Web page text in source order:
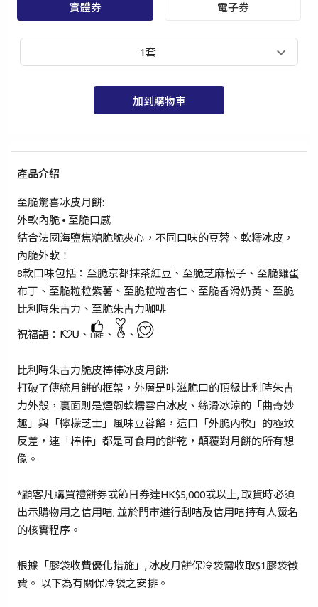
手提電話登入 電郵地址登入
已驗證之手提電話號碼*
+852
忘記密碼？
成為 Cake Easy 會員
實體券 電子券
1套
加到購物車
產品介紹
至脆驚喜冰皮月餅:
外軟內脆 • 至脆口感
結合法國海鹽焦糖脆脆夾心，不同口味的豆蓉、軟糯冰皮，
內脆外軟！
8款口味包括：至脆京都抹茶紅豆、至脆芝麻松子、至脆雞蛋
布丁、至脆粒粒紫薯、至脆粒粒杏仁、至脆香滑奶黃、至脆
比利時朱古力、至脆朱古力咖啡
祝福語： 、 、 、
比利時朱古力脆皮棒棒冰皮月餅:
打破了傳統月餅的框架，外層是咔滋脆口的頂級比利時朱古
力外殼，裏面則是煙韌軟糯雪白冰皮、絲滑冰涼的「曲奇妙
趣」與「檸檬芝士」風味豆蓉餡，這口「外脆內軟」的極致
反差，連「棒棒」都是可食用的餅乾，顛覆對月餅的所有想
像。
*顧客凡購買禮餅券或節日券達HK$5,000或以上, 取貨時必須
出示購物用之信用咭, 並於門市進行刮咭及信用咭持有人簽名
的核實程序。
根據「膠袋收費優化措施」, 冰皮月餅保冷袋需收取$1膠袋徵
費。 以下為有關保冷袋之安排。